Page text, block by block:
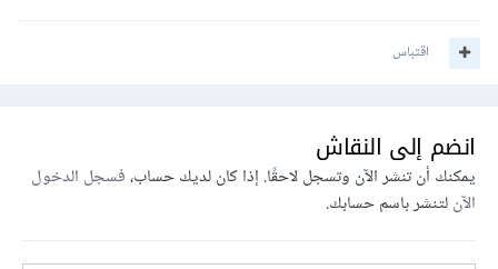
اقتباس
انضم إلى النقاش
يمكنك أن تنشر الآن وتسجل لاحقًا. إذا كان لديك حساب،فسجل الدخول
الآنلتنشر باسم حسابك.